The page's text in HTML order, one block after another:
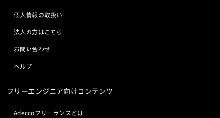
個人情報の取扱い
法人の方はこちら
お問い合わせ
ヘルプ
フリーエンジニア向けコンテンツ
Adeccoフリーランスとは